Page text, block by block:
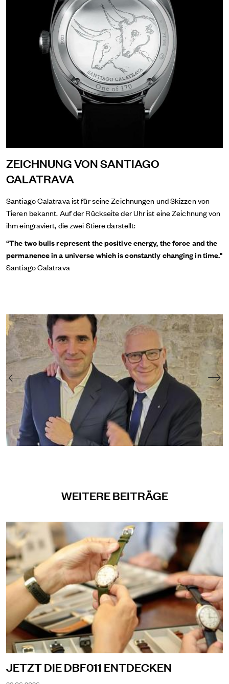
ZEICHNUNG VON SANTIAGO
CALATRAVA
Santiago Calatrava ist für seine Zeichnungen und Skizzen von
Tieren bekannt. Auf der Rückseite der Uhr ist eine Zeichnung von
ihm eingraviert, die zwei Stiere darstellt:
“The two bulls represent the positive energy, the force and the
permanence in a universe which is constantly changing in time."
Santiago Calatrava
WEITERE BEITRÄGE
JETZT DIE DBF011 ENTDECKEN